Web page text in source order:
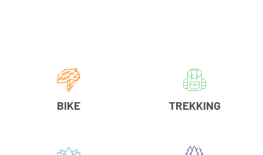
BIKE TREKKING